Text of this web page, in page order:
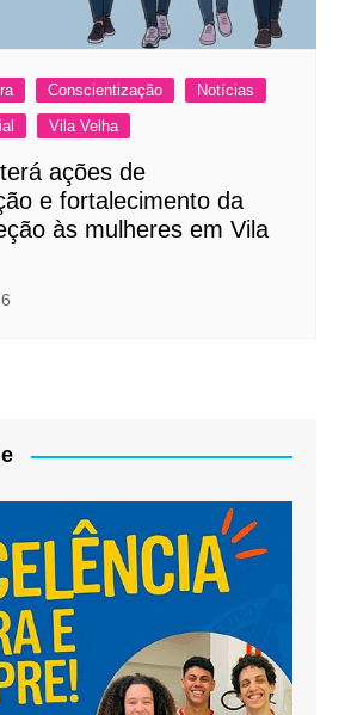
Conscientização
Notícias
Vila Velha
ações de
e fortalecimento da
às mulheres em Vila